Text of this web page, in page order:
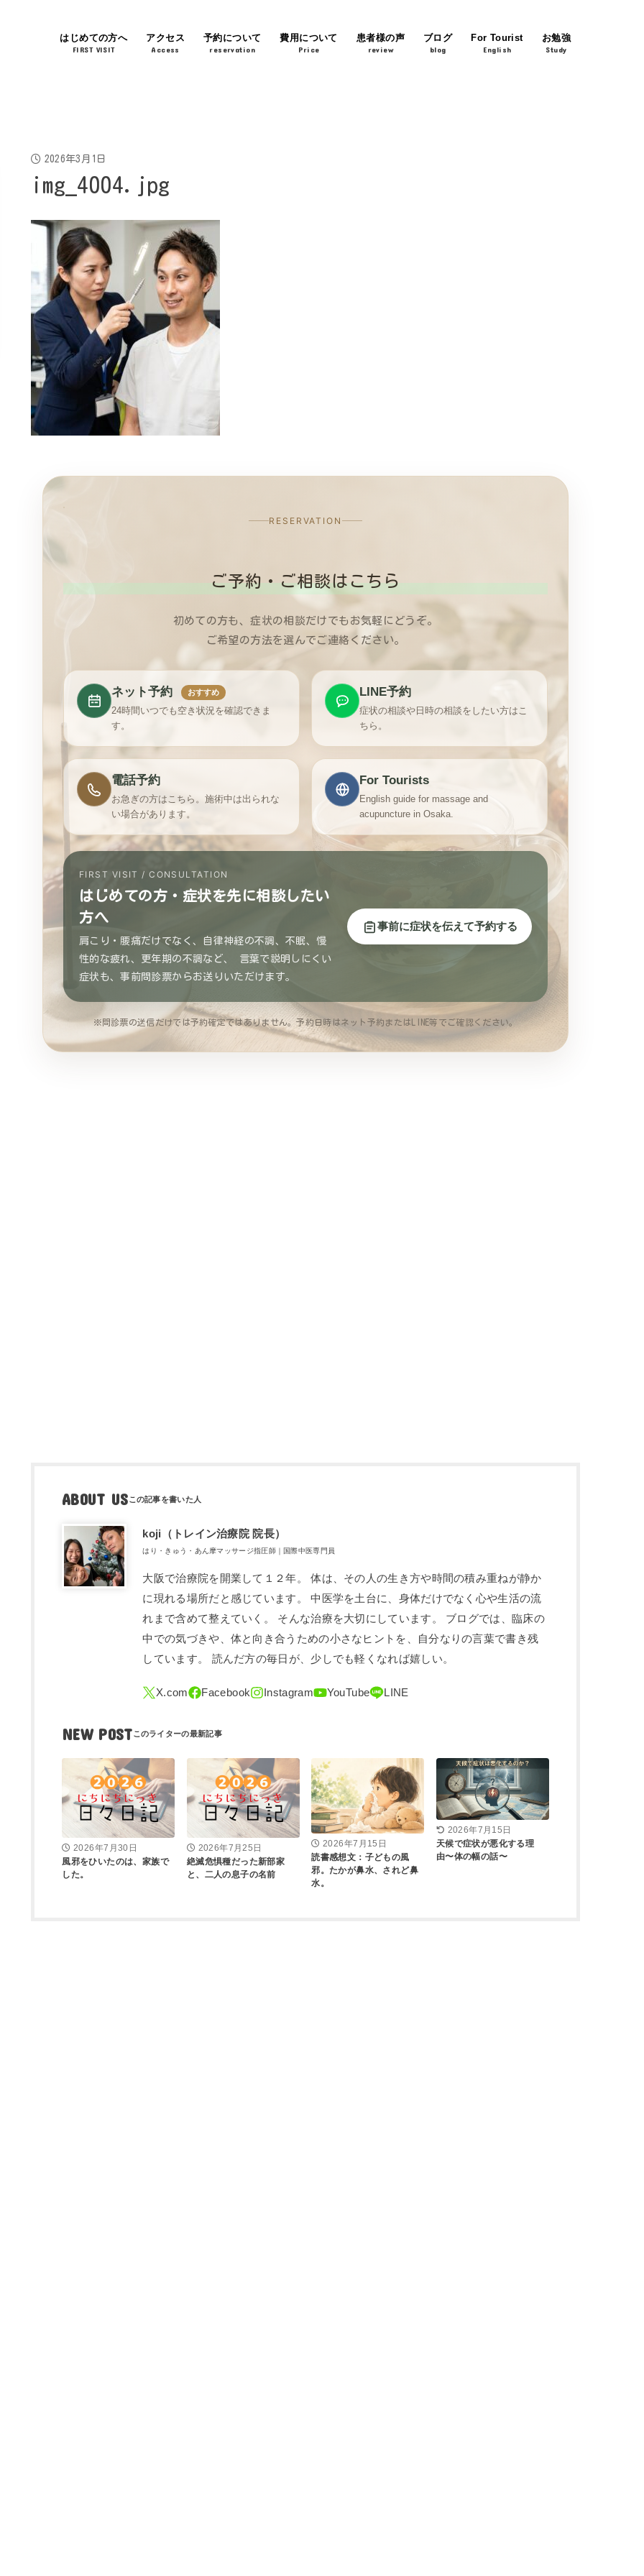
はじめての方へ
FIRST VISIT
アクセス
Access
予約について
reservation
費用について
Price
患者様の声
review
ブログ
blog
For Tourist
English
お勉強
Study
2026年3月1日
img_4004.jpg
RESERVATION
ご予約・ご相談はこちら
初めての方も、症状の相談だけでもお気軽にどうぞ。
ご希望の方法を選んでご連絡ください。
ネット予約 おすすめ
24時間いつでも空き状況を確認できま
す。
LINE予約
症状の相談や日時の相談をしたい方はこ
ちら。
電話予約
お急ぎの方はこちら。施術中は出られな
い場合があります。
For Tourists
English guide for massage and
acupuncture in Osaka.
FIRST VISIT / CONSULTATION
はじめての方・症状を先に相談したい
方へ
肩こり・腰痛だけでなく、自律神経の不調、不眠、慢
性的な疲れ、更年期の不調など、 言葉で説明しにくい
症状も、事前問診票からお送りいただけます。
事前に症状を伝えて予約する
※問診票の送信だけでは予約確定ではありません。予約日時はネット予約またはLINE等でご確認ください。
ABOUT US
koji（トレ​イン治療院 院長）
はり・きゅう・あん摩マッサージ指圧師｜国際中医専門員
大阪で治療院を開業して１２年。 体は、その人の生き方や時間の積み重ねが静か
に現れる場所だと感じています。 中医学を土台に、身体だけでなく心や生活の流
れまで含めて整えていく。 そんな治療を大切にしています。 ブログでは、臨床の
中での気づきや、体と向き合うための小さなヒントを、自分なりの言葉で書き残
しています。 読んだ方の毎日が、少しでも軽くなれば嬉しい。
NEW POST
2026年7月30日
風邪をひいたのは、家族で
した。
2026年7月25日
絶滅危惧種だった新部家
と、二人の息子の名前
2026年7月15日
読書感想文：子どもの風
邪。たかが鼻水、されど鼻
水。
2026年7月15日
天候で症状が悪化する理
由〜体の幅の話〜